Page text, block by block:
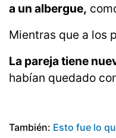
a un albergue,
Mientras que a los
La pareja tiene
habían quedado
También: Esto fue lo